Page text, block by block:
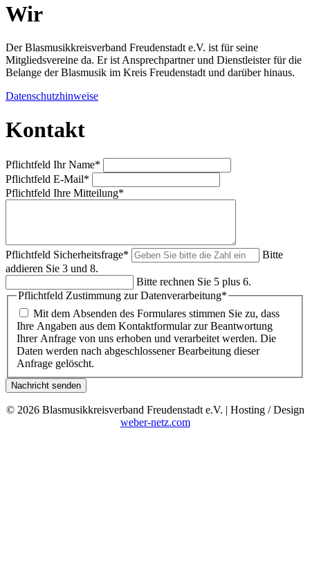
Wir
Der Blasmusikkreisverband Freudenstadt e.V. ist für seine
Mitgliedsvereine da. Er ist Ansprechpartner und Dienstleister für die
Belange der Blasmusik im Kreis Freudenstadt und darüber hinaus.
Datenschutzhinweise
Kontakt
Pflichtfeld Ihr Name*
Pflichtfeld E-Mail*
Pflichtfeld Ihre Mitteilung*
Pflichtfeld Sicherheitsfrage*
Bitte
addieren Sie 3 und 8.
Bitte rechnen Sie 5 plus 6.
Pflichtfeld Zustimmung zur Datenverarbeitung*
Mit dem Absenden des Formulares stimmen Sie zu, dass
Ihre Angaben aus dem Kontaktformular zur Beantwortung
Ihrer Anfrage von uns erhoben und verarbeitet werden. Die
Daten werden nach abgeschlossener Bearbeitung dieser
Anfrage gelöscht.
Nachricht senden
© 2026 Blasmusikkreisverband Freudenstadt e.V. | Hosting / Design
weber-netz.com